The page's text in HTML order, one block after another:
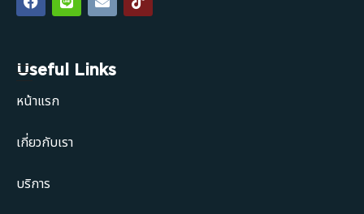
Useful Links
หน้าแรก
เกี่ยวกับเรา
บริการ